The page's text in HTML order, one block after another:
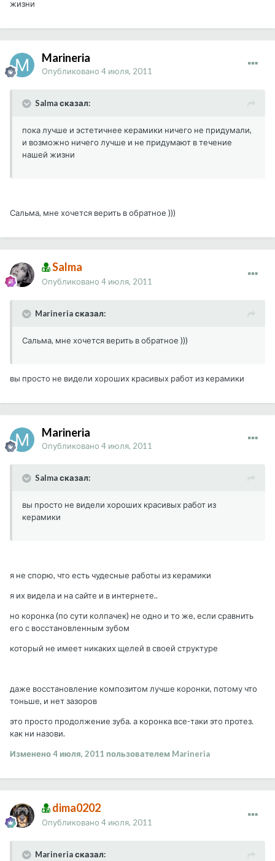
жизни
Marineria
Опубликовано 4 июля, 2011
Salma сказал:
пока лучше и эстетичнее керамики ничего не придумали,
и возможно ничего лучше и не придумают в течение
нашей жизни
Сальма, мне хочется верить в обратное )))
Salma
Опубликовано 4 июля, 2011
Marineria сказал:
Сальма, мне хочется верить в обратное )))
вы просто не видели хороших красивых работ из керамики
Marineria
Опубликовано 4 июля, 2011
Salma сказал:
вы просто не видели хороших красивых работ из
керамики
я не спорю, что есть чудесные работы из керамики
я их видела и на сайте и в интернете..
но коронка (по сути колпачек) не одно и то же, если сравнить
его с восстановленным зубом
который не имеет никаких щелей в своей структуре
даже восстановление композитом лучше коронки, потому что
тоньше, и нет зазоров
это просто продолжение зуба. а коронка все-таки это протез.
как ни назови.
Изменено4 июля, 2011 пользователем Marineria
dima0202
Опубликовано 4 июля, 2011
Marineria сказал: